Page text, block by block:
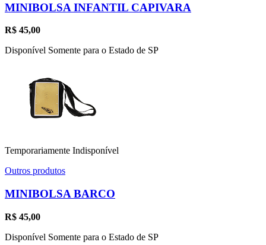
MINIBOLSA INFANTIL CAPIVARA
R$ 45,00
Disponível Somente para o Estado de SP
Temporariamente Indisponível
Outros produtos
MINIBOLSA BARCO
R$ 45,00
Disponível Somente para o Estado de SP